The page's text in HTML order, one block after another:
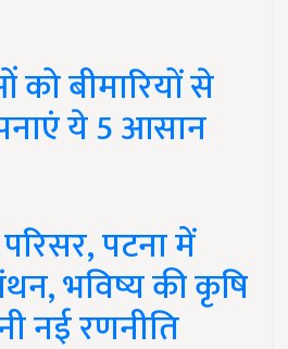
बीमारियों से
ये 5 आसान
पटना में
भविष्य की कृषि
नई रणनीति